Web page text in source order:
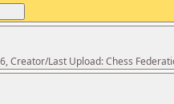
Creator/Last Upload: Chess